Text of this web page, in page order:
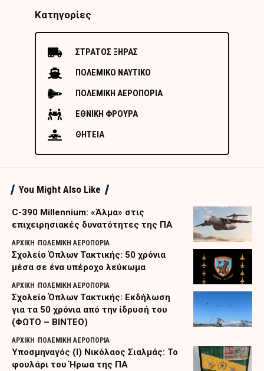
Κατηγορίες
ΣΤΡΑΤΟΣ ΞΗΡΑΣ
ΠΟΛΕΜΙΚΟ ΝΑΥΤΙΚΟ
ΠΟΛΕΜΙΚΗ ΑΕΡΟΠΟΡΙΑ
ΕΘΝΙΚΗ ΦΡΟΥΡΑ
ΘΗΤΕΙΑ
You Might Also Like
C-390 Millennium: «Άλμα» στις
επιχειρησιακές δυνατότητες της ΠΑ
ΑΡΧΙΚΗ ΠΟΛΕΜΙΚΗ ΑΕΡΟΠΟΡΙΑ
Σχολείο Όπλων Τακτικής: 50 χρόνια
μέσα σε ένα υπέροχο λεύκωμα
ΑΡΧΙΚΗ ΠΟΛΕΜΙΚΗ ΑΕΡΟΠΟΡΙΑ
Σχολείο Όπλων Τακτικής: Εκδήλωση
για τα 50 χρόνια από την ίδρυσή του
(ΦΩΤΟ – ΒΙΝΤΕΟ)
ΑΡΧΙΚΗ ΠΟΛΕΜΙΚΗ ΑΕΡΟΠΟΡΙΑ
Υποσμηναγός (Ι) Νικόλαος Σιαλμάς: Το
φουλάρι του Ήρωα της ΠΑ